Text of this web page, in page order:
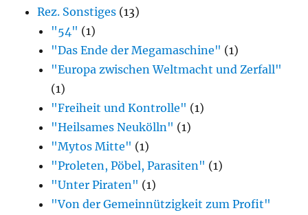
Rez. Sonstiges (13)
"54" (1)
"Das Ende der Megamaschine" (1)
"Europa zwischen Weltmacht und Zerfall"
(1)
"Freiheit und Kontrolle" (1)
"Heilsames Neukölln" (1)
"Mytos Mitte" (1)
"Proleten, Pöbel, Parasiten" (1)
"Unter Piraten" (1)
"Von der Gemeinnützigkeit zum Profit"